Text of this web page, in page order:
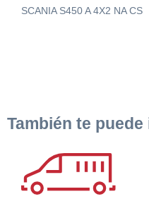
SCANIA S450 A 4X2 NA CS
También te